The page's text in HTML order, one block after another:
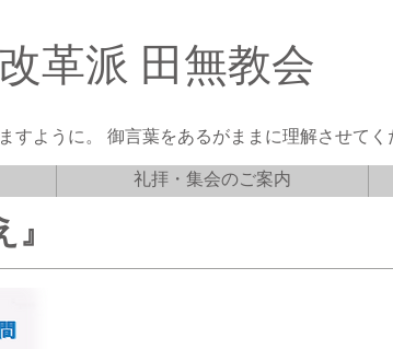
革派 田無教会
すように。 御言葉をあるがままに理解させてく
礼拝・集会のご案内